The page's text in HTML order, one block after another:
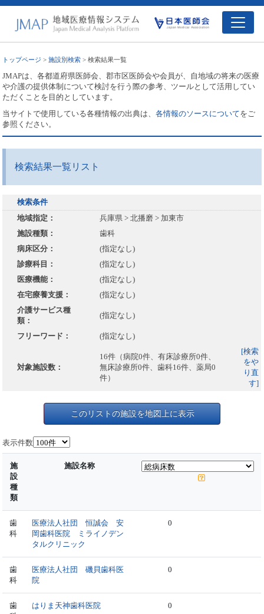
トップページ >施設別検索 > 検索結果一覧
JMAPは、各都道府県医師会、郡市区医師会や会員が、自地域の将来の医療
や介護の提供体制について検討を行う際の参考、ツールとして活用してい
ただくことを目的としています。
当サイトで使用している各種情報の出典は、各情報のソースについてをご
参照ください。
検索結果一覧リスト
検索条件
地域指定：
兵庫県 > 北播磨 > 加東市
施設種類：
歯科
病床区分：
(指定なし)
診療科目：
(指定なし)
医療機能：
(指定なし)
在宅療養支援：
(指定なし)
介護サービス種
類：
(指定なし)
フリーワード： (指定なし)
対象施設数：
16件（病院0件、有床診療所0件、
無床診療所0件、歯科16件、薬局0
件）
[検索
をや
り直
す]
このリストの施設を地図上に表示
表示件数
施
設
種
類
施設名称
歯
科
医療法人社団 恒誠会 安
岡歯科医院 ミライノデン
タルクリニック
0
歯
科
医療法人社団 磯貝歯科医
院
0
歯
はりま天神歯科医院 0